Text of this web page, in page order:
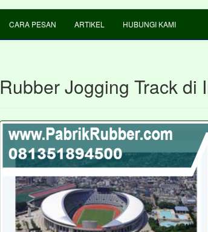
CARA PESAN ARTIKEL HUBUNGI KAMI
Rubber Jogging Track di